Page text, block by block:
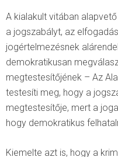
A kialakult vitában
a jogszabályt, az
jogértelmezésnek
demokratikusan
megtestesítőjének – Az
testesíti meg, hogy a
megtestesítője, mert a
hogy demokratikus
Kiemelte azt is, hogy a